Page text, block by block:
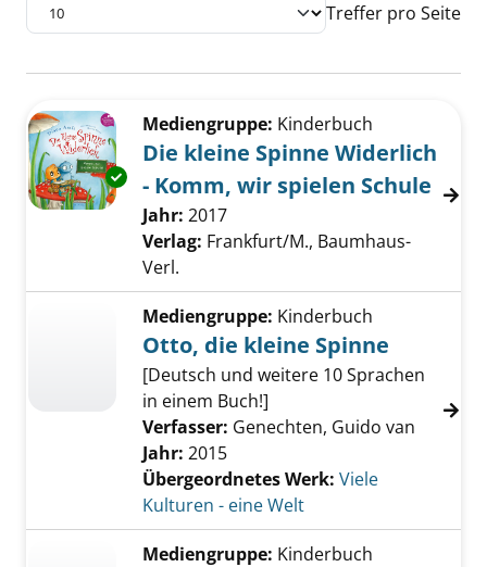
Treffer pro Seite
Zu den Suchfiltern springen
Exemplar-Details von Die kleine Spinne
Mediengruppe: Kinderbuch
Die kleine Spinne Widerlich
- Komm, wir spielen Schule
Suche nach diesem Verfasser
Jahr: 2017
Verlag: Frankfurt/M., Baumhaus-
Verl.
Mediengruppe: Kinderbuch
Otto, die kleine Spinne
[Deutsch und weitere 10 Sprachen
in einem Buch!]
Verfasser: Genechten, Guido van
Jahr: 2015
Übergeordnetes Werk: Viele
Kulturen - eine Welt
Mediengruppe: Kinderbuch